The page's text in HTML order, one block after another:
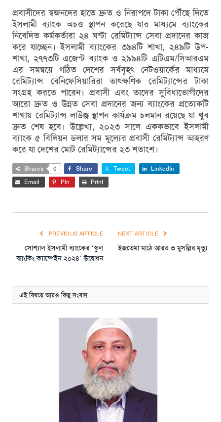
প্রবাসীদের স্বজনদের হাতে দ্রুত ও নিরাপদে টাকা পৌঁছে দিতে
ইসলামী ব্যাংক অচও স্থাপন করেছে যার মাধ্যমে ব্যাংকের
নিবেদিত কর্মকর্তারা ২৪ ঘন্টা রেমিট্যান্স সেবা প্রদানের কাজ
করে যাচ্ছেন। ইসলামী ব্যাংকের ৩৯৪টি শাখা, ২৪৯টি উপ-
শাখা, ২৭৭৩টি এজেন্ট ব্যাংক ও ২৯৯৪টি এটিএম/সিআরএম
এর সমন্বয়ে গঠিত দেশের সর্ববৃহৎ নেটওয়ার্কের মাধ্যমে
রেমিট্যান্স বেনিফেসিয়ারিরা তাৎক্ষণিক রেমিট্যান্সের টাকা
সংগ্রহ করতে পারেন। প্রবাসী এবং তাদের সুবিধাভোগীদের
আরো দ্রুত ও উন্নত সেবা প্রদানের জন্য ব্যাংকের প্রত্যেকটি
শাখায় রেমিট্যান্স লাউঞ্জ স্থাপন কার্যক্রম চলমান রয়েছে যা খুব
দ্রুত শেষ হবে। উল্লেখ্য, ২০২৩ সালে এককভাবে ইসলামী
ব্যাংক ৫ বিলিয়ন ডলার সম মূল্যের প্রবাসী রেমিট্যান্স আহরণ
করে যা দেশের মোট রেমিট্যান্সের ২৩ শতাংশ।
Shares 0 Share Tweet
LinkedIn
Email
Pin Print
PREVIOUS ARTICLE
সোশ্যাল ইসলামী ব্যাংকের ‘স্কুল
ব্যাংকিং ক্যাম্পেইন-২০২৪’ উদ্বোধন
NEXT ARTICLE
ইজতেমা মাঠে আরও ৩ মুসল্লির মৃত্যু
এই বিষয়ে আরও কিছু সংবাদ